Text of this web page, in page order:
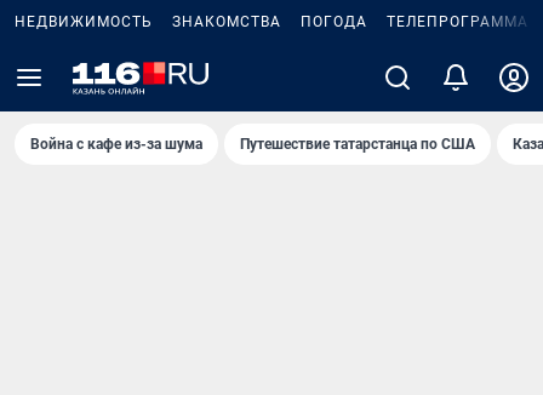
НЕДВИЖИМОСТЬ ЗНАКОМСТВА ПОГОДА ТЕЛЕПРОГРАММА
Война с кафе из-за шума Путешествие татарстанца по США